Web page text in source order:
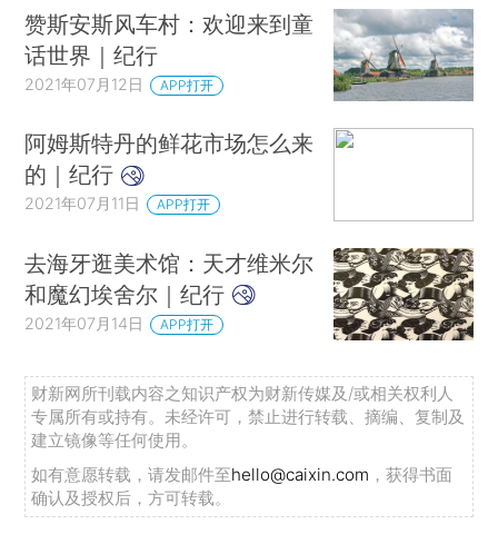
赞斯安斯风车村：欢迎来到童
话世界｜纪行
2021年07月12日 APP打开
阿姆斯特丹的鲜花市场怎么来
的｜纪行
2021年07月11日 APP打开
去海牙逛美术馆：天才维米尔
和魔幻埃舍尔｜纪行
2021年07月14日 APP打开
财新网所刊载内容之知识产权为财新传媒及/或相关权利人
专属所有或持有。未经许可，禁止进行转载、摘编、复制及
建立镜像等任何使用。
如有意愿转载，请发邮件至hello@caixin.com ，获得书面
确认及授权后，方可转载。